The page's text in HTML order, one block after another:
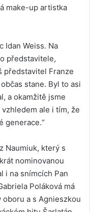
make-up artistka
Idan Weiss. Na
představitele,
představitel Franze
stane. Byl to asi
a okamžitě jsme
ale i tím, že
generace.“
Naumiuk, který s
nominovanou
i na snímcích Pan
Poláková má
a s Agnieszkou